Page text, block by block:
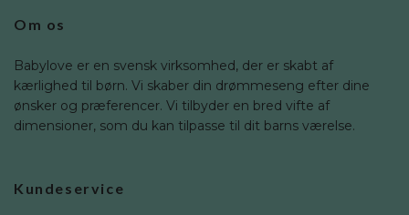
Om os
Babylove er en svensk virksomhed, der er skabt af
kærlighed til børn. Vi skaber din drømmeseng efter dine
ønsker og præferencer. Vi tilbyder en bred vifte af
dimensioner, som du kan tilpasse til dit barns værelse.
Kundeservice